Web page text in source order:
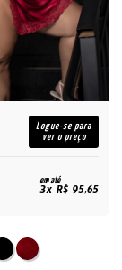
Logue-se para
ver o preço
em até
3x R$ 95,65